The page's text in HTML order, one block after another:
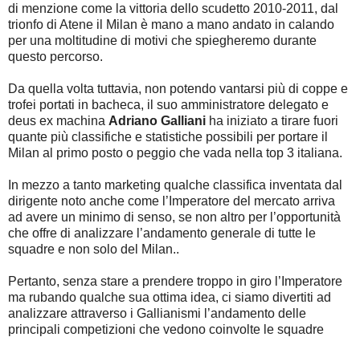
di menzione come la vittoria dello scudetto 2010-2011, dal
trionfo di Atene il Milan è mano a mano andato in calando
per una moltitudine di motivi che spiegheremo durante
questo percorso.
Da quella volta tuttavia, non potendo vantarsi più di coppe e
trofei portati in bacheca, il suo amministratore delegato e
deus ex machina Adriano Galliani ha iniziato a tirare fuori
quante più classifiche e statistiche possibili per portare il
Milan al primo posto o peggio che vada nella top 3 italiana.
In mezzo a tanto marketing qualche classifica inventata dal
dirigente noto anche come l’Imperatore del mercato arriva
ad avere un minimo di senso, se non altro per l’opportunità
che offre di analizzare l’andamento generale di tutte le
squadre e non solo del Milan..
Pertanto, senza stare a prendere troppo in giro l’Imperatore
ma rubando qualche sua ottima idea, ci siamo divertiti ad
analizzare attraverso i Gallianismi l’andamento delle
principali competizioni che vedono coinvolte le squadre